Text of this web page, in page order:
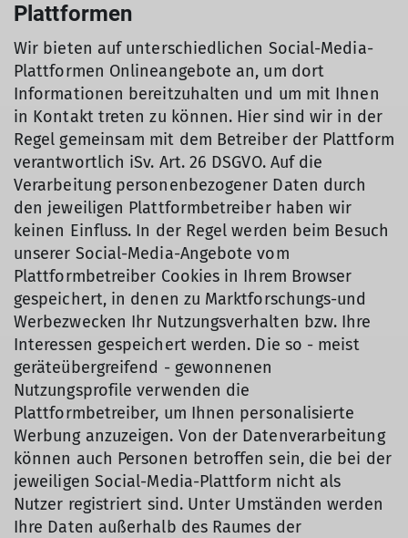
Plattformen
Wir bieten auf unterschiedlichen Social-Media-
Plattformen Onlineangebote an, um dort
Informationen bereitzuhalten und um mit Ihnen
in Kontakt treten zu können. Hier sind wir in der
Regel gemeinsam mit dem Betreiber der Plattform
verantwortlich iSv. Art. 26 DSGVO. Auf die
Verarbeitung personenbezogener Daten durch
den jeweiligen Plattformbetreiber haben wir
keinen Einfluss. In der Regel werden beim Besuch
unserer Social-Media-Angebote vom
Plattformbetreiber Cookies in Ihrem Browser
gespeichert, in denen zu Marktforschungs-und
Werbezwecken Ihr Nutzungsverhalten bzw. Ihre
Interessen gespeichert werden. Die so - meist
geräteübergreifend - gewonnenen
Nutzungsprofile verwenden die
Plattformbetreiber, um Ihnen personalisierte
Werbung anzuzeigen. Von der Datenverarbeitung
können auch Personen betroffen sein, die bei der
jeweiligen Social-Media-Plattform nicht als
Nutzer registriert sind. Unter Umständen werden
Ihre Daten außerhalb des Raumes der